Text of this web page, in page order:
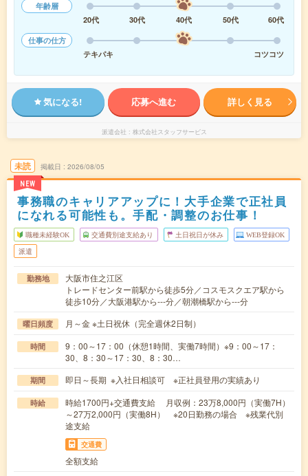
年齢層
20代
30代 40代 50代
60代
仕事の仕方
テキパキ
コツコツ
気になる! 応募へ進む 詳しく見る
派遣会社 株式会社スタッフサービス
未読
NEW
掲載日 2026/08/05
事務職のキャリアアップに！大手企業で正社員
になれる可能性も。手配・調整のお仕事！
職種未経験OK 交通費別途支給あり 土日祝日が休み WEB登録OK
派遣
勤務地
大阪市住之江区
トレードセンター前駅から徒歩5分／コスモスクエア駅から
徒歩10分／大阪港駅から---分／朝潮橋駅から---分
曜日頻度 月～金 ※土日祝休（完全週休2日制）
時間
9：00～17：00（休憩1時間、実働7時間）※9：00～17：
30、8：30～17：30、8：30…
期間 即日～長期 ※入社日相談可 ※正社員登用の実績あり
時給
時給1700円+交通費支給 月収例：23万8,000円（実働7H）
～27万2,000円（実働8H） ※20日勤務の場合 ※残業代別
途支給
交通費
全額支給